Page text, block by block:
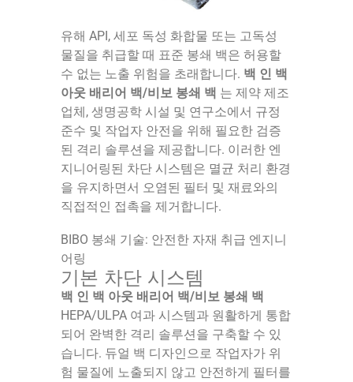
유해 API, 세포 독성 화합물 또는 고독성
물질을 취급할 때 표준 봉쇄 백은 허용할
수 없는 노출 위험을 초래합니다. 백 인 백
아웃 배리어 백/비보 봉쇄 백 는 제약 제조
업체, 생명공학 시설 및 연구소에서 규정
준수 및 작업자 안전을 위해 필요한 검증
된 격리 솔루션을 제공합니다. 이러한 엔
지니어링된 차단 시스템은 멸균 처리 환경
을 유지하면서 오염된 필터 및 재료와의
직접적인 접촉을 제거합니다.
BIBO 봉쇄 기술: 안전한 자재 취급 엔지니
어링
기본 차단 시스템
백 인 백 아웃 배리어 백/비보 봉쇄 백
HEPA/ULPA 여과 시스템과 원활하게 통합
되어 완벽한 격리 솔루션을 구축할 수 있
습니다. 듀얼 백 디자인으로 작업자가 위
험 물질에 노출되지 않고 안전하게 필터를